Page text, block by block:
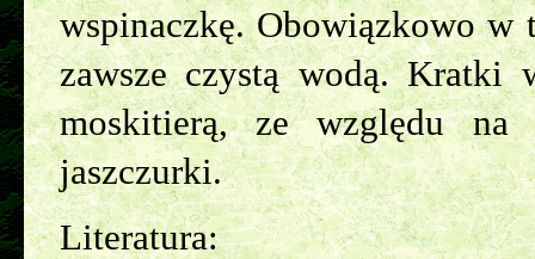
wspinaczkę. Obowiązkowo w
zawsze czystą wodą. Kratki
moskitierą, ze względu
jaszczurki.
Literatura: